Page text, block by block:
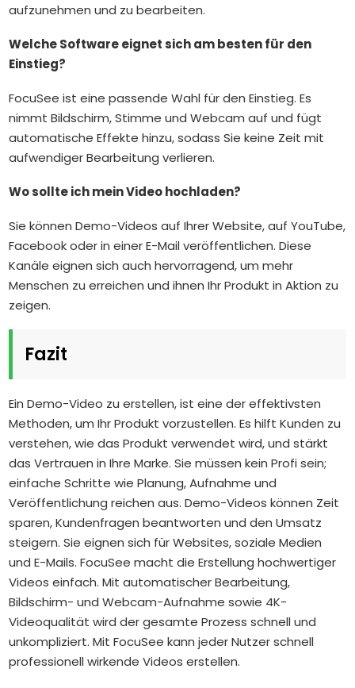
aufzunehmen und zu bearbeiten.
Welche Software eignet sich am besten für den
Einstieg?
FocuSee ist eine passende Wahl für den Einstieg. Es
nimmt Bildschirm, Stimme und Webcam auf und fügt
automatische Effekte hinzu, sodass Sie keine Zeit mit
aufwendiger Bearbeitung verlieren.
Wo sollte ich mein Video hochladen?
Sie können Demo-Videos auf Ihrer Website, auf YouTube,
Facebook oder in einer E-Mail veröffentlichen. Diese
Kanäle eignen sich auch hervorragend, um mehr
Menschen zu erreichen und ihnen Ihr Produkt in Aktion zu
zeigen.
Fazit
Ein Demo-Video zu erstellen, ist eine der effektivsten
Methoden, um Ihr Produkt vorzustellen. Es hilft Kunden zu
verstehen, wie das Produkt verwendet wird, und stärkt
das Vertrauen in Ihre Marke. Sie müssen kein Profi sein;
einfache Schritte wie Planung, Aufnahme und
Veröffentlichung reichen aus. Demo-Videos können Zeit
sparen, Kundenfragen beantworten und den Umsatz
steigern. Sie eignen sich für Websites, soziale Medien
und E-Mails. FocuSee macht die Erstellung hochwertiger
Videos einfach. Mit automatischer Bearbeitung,
Bildschirm- und Webcam-Aufnahme sowie 4K-
Videoqualität wird der gesamte Prozess schnell und
unkompliziert. Mit FocuSee kann jeder Nutzer schnell
professionell wirkende Videos erstellen.